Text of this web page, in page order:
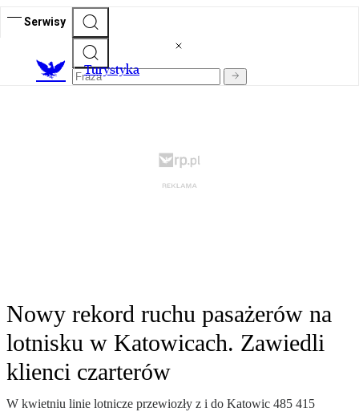
Serwisy
Turystyka
Nowy rekord ruchu pasażerów na
lotnisku w Katowicach. Zawiedli
klienci czarterów
W kwietniu linie lotnicze przewiozły z i do Katowic 485 415